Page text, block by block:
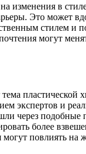
изменения в
Это может
стилем и
могут
пластической
экспертов и
через подобные
более
могут повлиять на